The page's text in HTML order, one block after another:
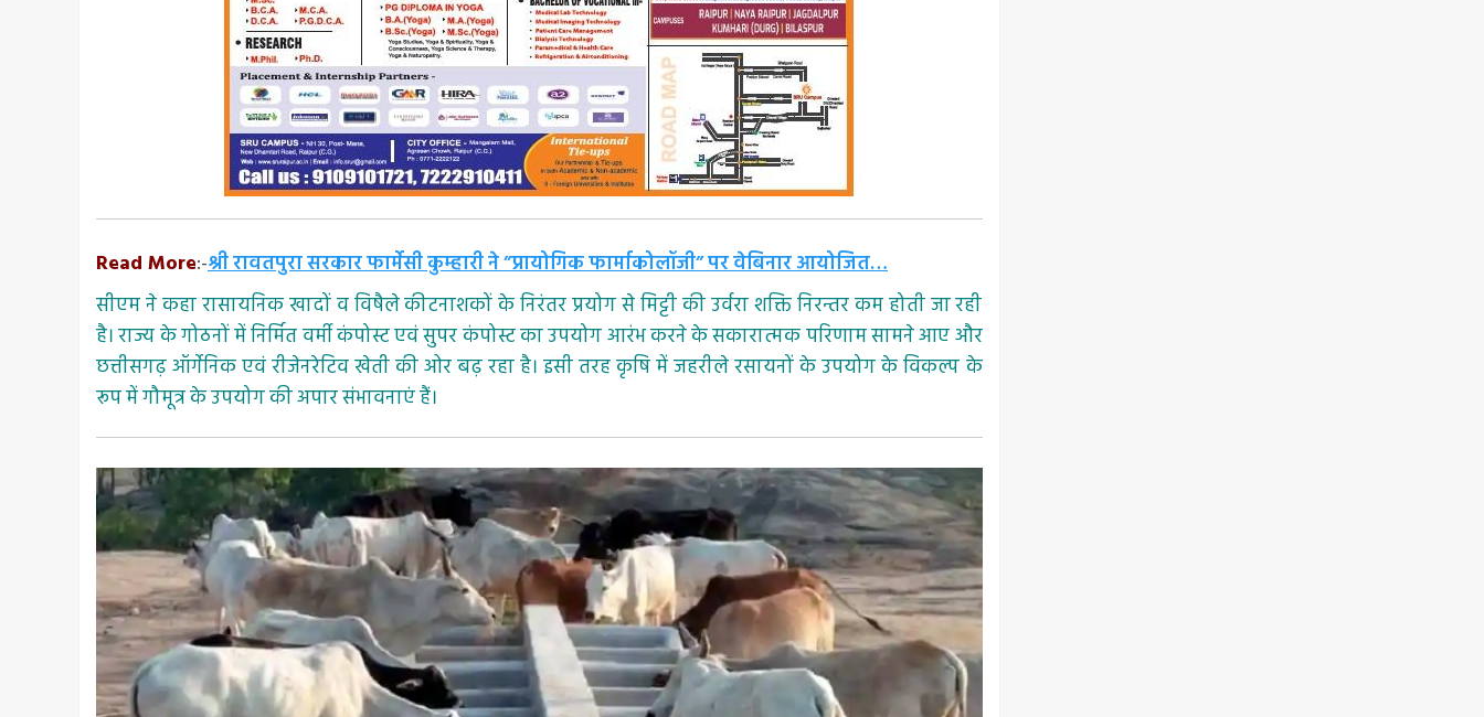
Read More:-श्री रावतपुरा सरकार फार्मेसी कुम्हारी ने ”प्रायोगिक फार्माकोलॉजी” पर वेबिनार आयोजित…
सीएम ने कहा रासायनिक खादों व विषैले कीटनाशकों के निरंतर प्रयोग से मिट्टी की उर्वरा शक्ति निरन्तर कम होती जा रही
है। राज्य के गोठनों में निर्मित वर्मी कंपोस्ट एवं सुपर कंपोस्ट का उपयोग आरंभ करने के सकारात्मक परिणाम सामने आए और
छत्तीसगढ़ ऑर्गेनिक एवं रीजेनरेटिव खेती की ओर बढ़ रहा है। इसी तरह कृषि में जहरीले रसायनों के उपयोग के विकल्प के
रूप में गौमूत्र के उपयोग की अपार संभावनाएं हैं।